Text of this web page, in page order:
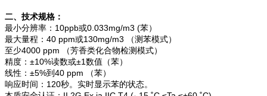
二、技术规格：
最小分辨率：10ppb或0.033mg/m3 (苯）
最大量程：40 ppm或130mg/m3 （测苯模式）
至少4000 ppm （芳香类化合物检测模式）
精度：±10%读数或±1数值（苯）
线性：±5%到40 ppm （苯）
响应时间：120秒。实时显示苯的状态。